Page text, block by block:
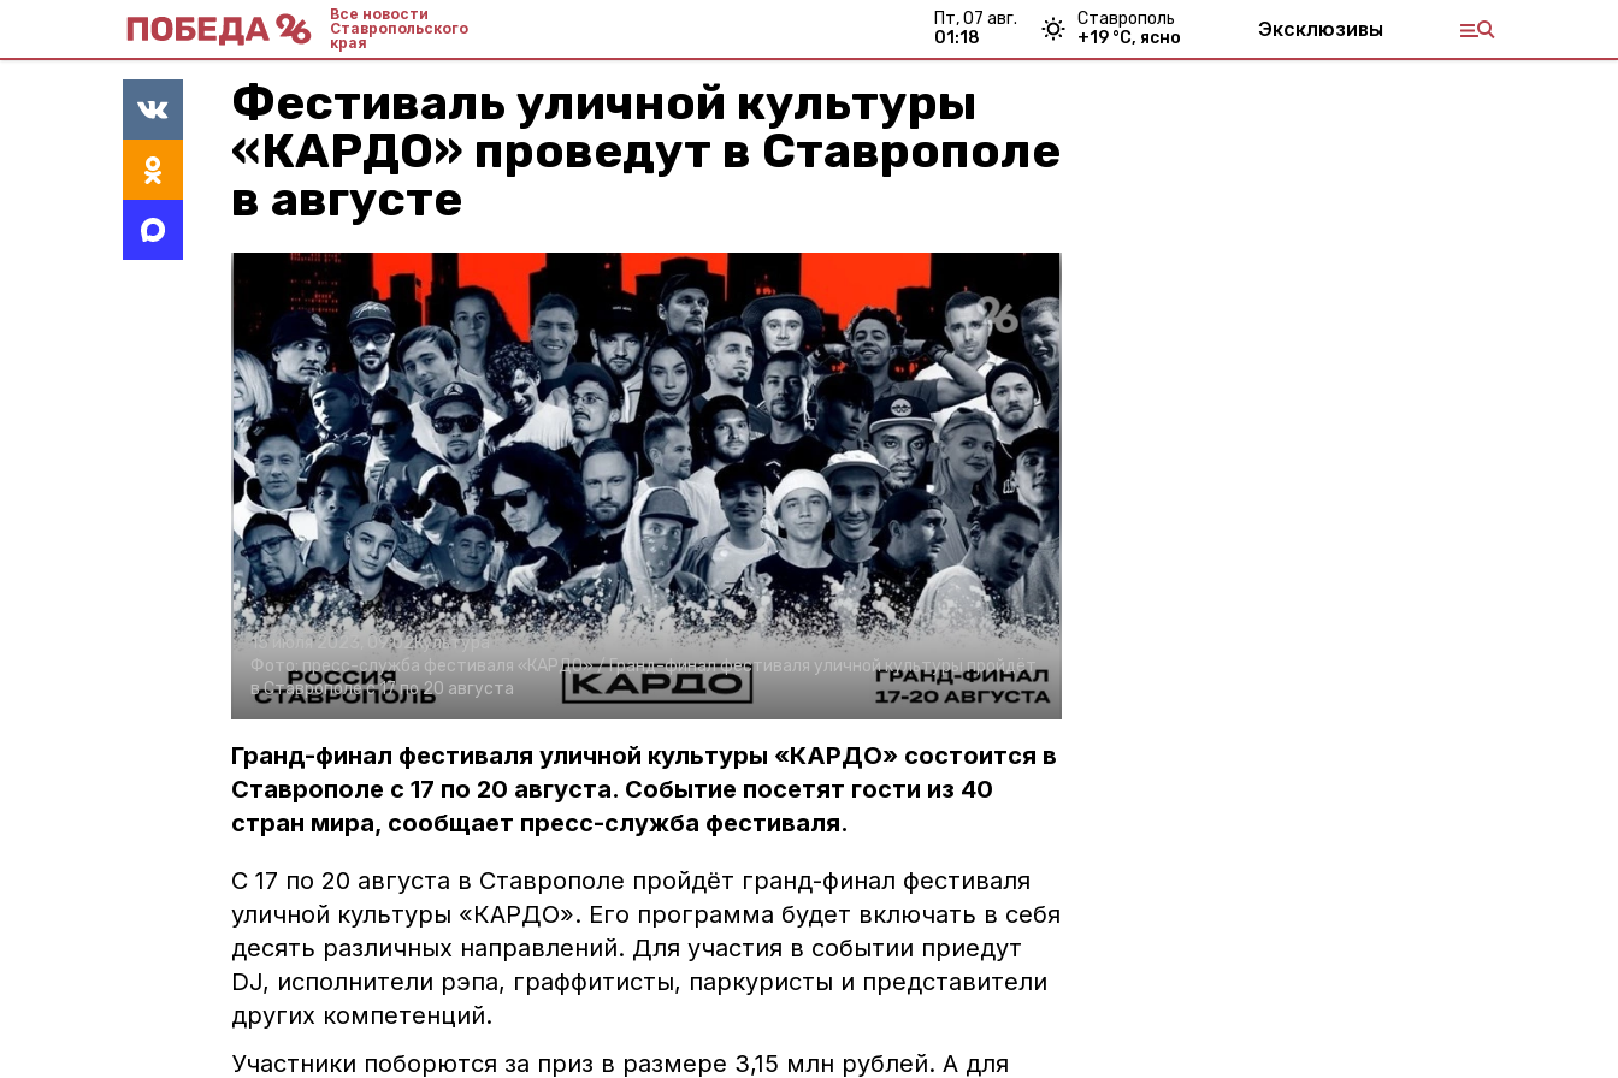
Все новости
Ставропольского
края
пт, 07 авг.
01:18
Ставрополь
+19 °С, ясно Эксклюзивы
Фестиваль уличной культуры
«КАРДО» проведут в Ставрополе
в августе
15 июля 2023, 09:02Культура
Фото:пресс-служба фестиваля «КАРДО» /Гранд-финал фестиваля уличной культуры пройдёт
в Ставрополе с 17 по 20 августа
Гранд-финал фестиваля уличной культуры «КАРДО» состоится в
Ставрополе с 17 по 20 августа. Событие посетят гости из 40
стран мира, сообщает пресс-служба фестиваля.
С 17 по 20 августа в Ставрополе пройдёт гранд-финал фестиваля
уличной культуры «КАРДО». Его программа будет включать в себя
десять различных направлений. Для участия в событии приедут
DJ, исполнители рэпа, граффитисты, паркуристы и представители
других компетенций.
Участники поборются за приз в размере 3,15 млн рублей. А для